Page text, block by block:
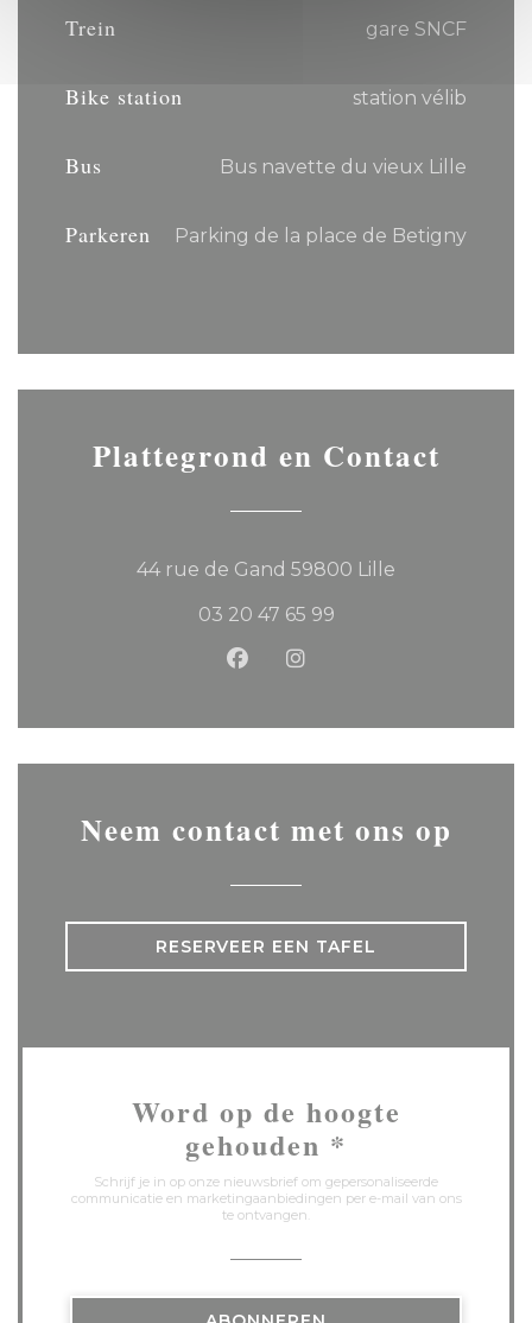
Trein gare SNCF
Bike station station vélib
Bus Bus navette du vieux Lille
Parkeren Parking de la place de Betigny
Plattegrond en Contact
44 rue de Gand 59800 Lille
03 20 47 65 99
Facebook ((opent in een
Instagram ((opent in
Neem contact met ons op
RESERVEER EEN TAFEL
Word op de hoogte
gehouden *
Schrijf je in op onze nieuwsbrief om gepersonaliseerde
communicatie en marketingaanbiedingen per e-mail van ons
te ontvangen.